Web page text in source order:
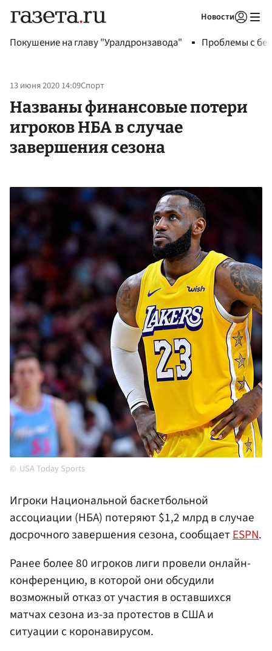
Новости
Покушение на главу "Уралдронзавода" Проблемы с
13 июня 2020 14:09Спорт
Названы финансовые потери
игроков НБА в случае
завершения сезона
USA Today Sports
Игроки Национальной баскетбольной
ассоциации (НБА) потеряют $1,2 млрд в случае
досрочного завершения сезона, сообщаетESPN.
Ранее более 80 игроков лиги провели онлайн-
конференцию, в которой они обсудили
возможный отказ от участия в оставшихся
матчах сезона из-за протестов в США и
ситуации с коронавирусом.